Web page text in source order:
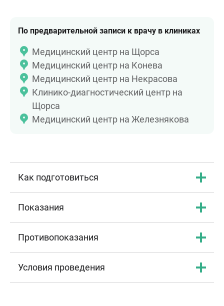
По предварительной записи к врачу в клиниках
Медицинский центр на Щорса
Медицинский центр на Конева
Медицинский центр на Некрасова
Клинико-диагностический центр на
Щорса
Медицинский центр на Железнякова
Как подготовиться
Показания
Противопоказания
Условия проведения